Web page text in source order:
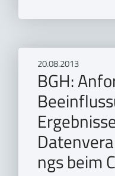
20.08.2013
BGH:
ngs beim